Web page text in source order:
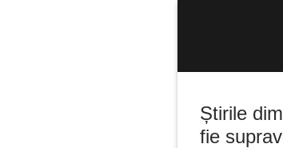
Știrile
fie